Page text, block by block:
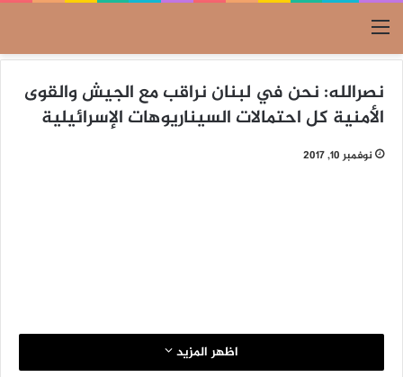
القائمة
نصرالله: نحن في لبنان نراقب مع الجيش والقوى
الأمنية كل احتمالات السيناريوهات الإسرائيلية
نوفمبر 10, 2017
اظهر المزيد